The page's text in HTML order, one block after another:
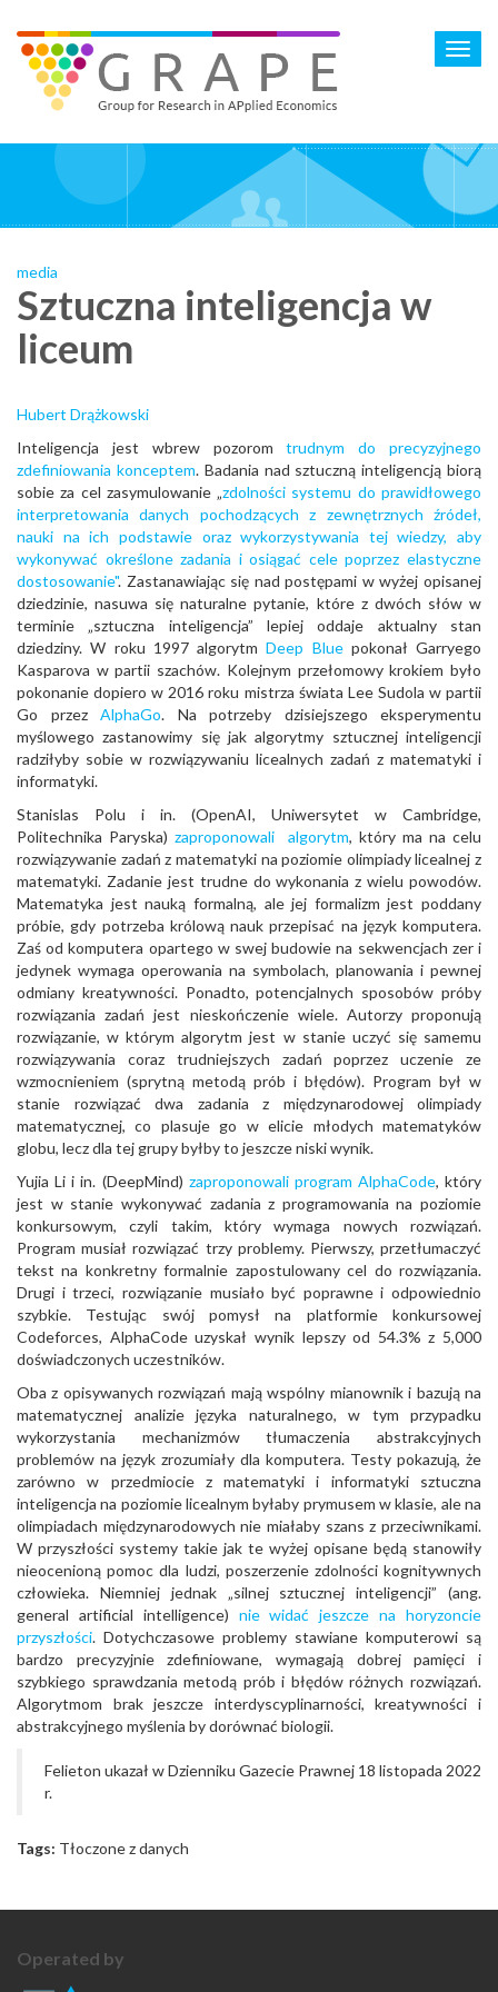
main
content
media
Sztuczna inteligencja w
liceum
Hubert Drążkowski
Inteligencja jest wbrew pozoromtrudnym do precyzyjnego
zdefiniowania konceptem. Badania nad sztuczną inteligencją biorą
sobie za cel zasymulowanie „zdolności systemu do prawidłowego
interpretowania danych pochodzących z zewnętrznych źródeł,
nauki na ich podstawie oraz wykorzystywania tej wiedzy, aby
wykonywać określone zadania i osiągać cele poprzez elastyczne
dostosowanie". Zastanawiając się nad postępami w wyżej opisanej
dziedzinie, nasuwa się naturalne pytanie, które z dwóch słów w
terminie „sztuczna inteligencja” lepiej oddaje aktualny stan
dziedziny. W roku 1997 algorytmDeep Bluepokonał Garryego
Kasparova w partii szachów. Kolejnym przełomowy krokiem było
pokonanie dopiero w 2016 roku mistrza świata Lee Sudola w partii
Go przez AlphaGo. Na potrzeby dzisiejszego eksperymentu
myślowego zastanowimy się jak algorytmy sztucznej inteligencji
radziłyby sobie w rozwiązywaniu licealnych zadań z matematyki i
informatyki.
Stanislas Polu i in. (OpenAI, Uniwersytet w Cambridge,
Politechnika Paryska) zaproponowali algorytm, który ma na celu
rozwiązywanie zadań z matematyki na poziomie olimpiady licealnej z
matematyki. Zadanie jest trudne do wykonania z wielu powodów.
Matematyka jest nauką formalną, ale jej formalizm jest poddany
próbie, gdy potrzeba królową nauk przepisać na język komputera.
Zaś od komputera opartego w swej budowie na sekwencjach zer i
jedynek wymaga operowania na symbolach, planowania i pewnej
odmiany kreatywności. Ponadto, potencjalnych sposobów próby
rozwiązania zadań jest nieskończenie wiele. Autorzy proponują
rozwiązanie, w którym algorytm jest w stanie uczyć się samemu
rozwiązywania coraz trudniejszych zadań poprzez uczenie ze
wzmocnieniem (sprytną metodą prób i błędów). Program był w
stanie rozwiązać dwa zadania z międzynarodowej olimpiady
matematycznej, co plasuje go w elicie młodych matematyków
globu, lecz dla tej grupy byłby to jeszcze niski wynik.
Yujia Li i in. (DeepMind) zaproponowali program AlphaCode, który
jest w stanie wykonywać zadania z programowania na poziomie
konkursowym, czyli takim, który wymaga nowych rozwiązań.
Program musiał rozwiązać trzy problemy. Pierwszy, przetłumaczyć
tekst na konkretny formalnie zapostulowany cel do rozwiązania.
Drugi i trzeci, rozwiązanie musiało być poprawne i odpowiednio
szybkie. Testując swój pomysł na platformie konkursowej
Codeforces, AlphaCode uzyskał wynik lepszy od 54.3% z 5,000
doświadczonych uczestników.
Oba z opisywanych rozwiązań mają wspólny mianownik i bazują na
matematycznej analizie języka naturalnego, w tym przypadku
wykorzystania mechanizmów tłumaczenia abstrakcyjnych
problemów na język zrozumiały dla komputera. Testy pokazują, że
zarówno w przedmiocie z matematyki i informatyki sztuczna
inteligencja na poziomie licealnym byłaby prymusem w klasie, ale na
olimpiadach międzynarodowych nie miałaby szans z przeciwnikami.
W przyszłości systemy takie jak te wyżej opisane będą stanowiły
nieocenioną pomoc dla ludzi, poszerzenie zdolności kognitywnych
człowieka. Niemniej jednak „silnej sztucznej inteligencji” (ang.
general artificial intelligence) nie widać jeszcze na horyzoncie
przyszłości. Dotychczasowe problemy stawiane komputerowi są
bardzo precyzyjnie zdefiniowane, wymagają dobrej pamięci i
szybkiego sprawdzania metodą prób i błędów różnych rozwiązań.
Algorytmom brak jeszcze interdyscyplinarności, kreatywności i
abstrakcyjnego myślenia by dorównać biologii.
Felieton ukazał w Dzienniku Gazecie Prawnej 18 listopada 2022
r.
Tags: Tłoczone z danych
Operated by